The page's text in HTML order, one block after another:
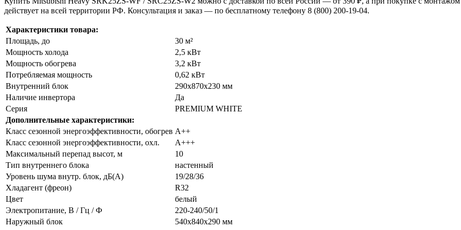
действует на всей территории РФ. Консультация и заказ — по бесплатному телефону 8 (800) 200-19-04.
Характеристики товара:
Площадь, до
30 м²
Мощность холода
2,5 кВт
Мощность обогрева
3,2 кВт
Потребляемая мощность
0,62 кВт
Внутренний блок
290x870x230 мм
Наличие инвертора
Да
Серия
PREMIUM WHITE
Дополнительные характеристики:
Класс сезонной энергоэффективности, обогрев A++
Класс сезонной энергоэффективности, охл.
A+++
Максимальный перепад высот, м
10
Тип внутреннего блока
настенный
Уровень шума внутр. блок, дБ(А)
19/28/36
Хладагент (фреон)
R32
Цвет
белый
Электропитание, В / Гц / Ф
220-240/50/1
Наружный блок
540х840х290 мм